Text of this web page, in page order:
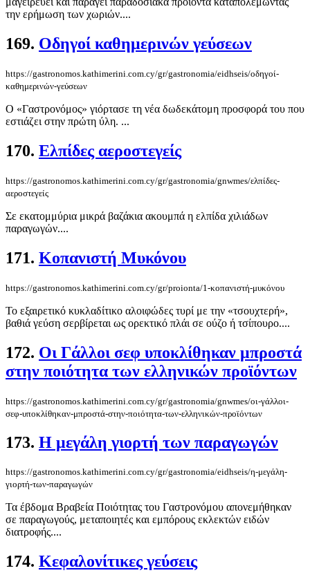
την ερήμωση των χωριών....
169. Οδηγοί καθημερινών γεύσεων
https://gastronomos.kathimerini.com.cy/gr/gastronomia/eidhseis/οδηγοί-
καθημερινών-γεύσεων
Ο «Γαστρονόμος» γιόρτασε τη νέα δωδεκάτομη προσφορά του που
εστιάζει στην πρώτη ύλη. ...
170. Ελπίδες αεροστεγείς
https://gastronomos.kathimerini.com.cy/gr/gastronomia/gnwmes/ελπίδες-
αεροστεγείς
Σε εκατομμύρια μικρά βαζάκια ακουμπά η ελπίδα χιλιάδων
παραγωγών....
171. Κοπανιστή Μυκόνου
https://gastronomos.kathimerini.com.cy/gr/proionta/1-κοπανιστή-μυκόνου
Το εξαιρετικό κυκλαδίτικο αλοιφώδες τυρί με την «τσουχτερή»,
βαθιά γεύση σερβίρεται ως ορεκτικό πλάι σε ούζο ή τσίπουρο....
172. Οι Γάλλοι σεφ υποκλίθηκαν μπροστά
στην ποιότητα των ελληνικών προϊόντων
https://gastronomos.kathimerini.com.cy/gr/gastronomia/gnwmes/οι-γάλλοι-
σεφ-υποκλίθηκαν-μπροστά-στην-ποιότητα-των-ελληνικών-προϊόντων
173. Η μεγάλη γιορτή των παραγωγών
https://gastronomos.kathimerini.com.cy/gr/gastronomia/eidhseis/η-μεγάλη-
γιορτή-των-παραγωγών
Τα έβδομα Βραβεία Ποιότητας του Γαστρονόμου απονεμήθηκαν
σε παραγωγούς, μεταποιητές και εμπόρους εκλεκτών ειδών
διατροφής....
174. Κεφαλονίτικες γεύσεις